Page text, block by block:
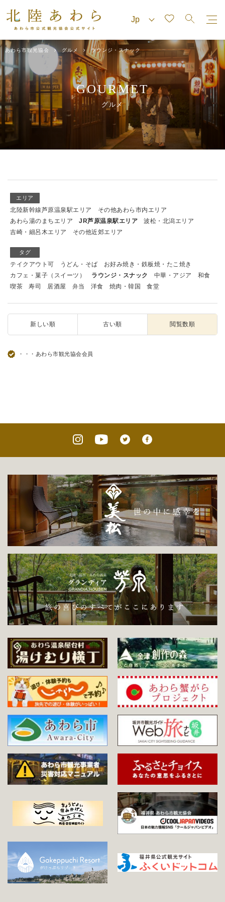
あわら市観光協会 グルメ ラウンジ・スナック
GOURMET
グルメ
エリア
北陸新幹線芦原温泉駅エリア
その他あわら市内エリア
あわら湯のまちエリア
JR芦原温泉駅エリア
波松・北潟エリア
吉崎・細呂木エリア
その他近郊エリア
タグ
テイクアウト可 うどん・そば
お好み焼き・鉄板焼・たこ焼き
カフェ・菓子（スイーツ）
ラウンジ・スナック 中華・アジア
和食
喫茶
寿司 居酒屋 弁当 洋食 焼肉・韓国 食堂
新しい順 古い順 閲覧数順
・・・あわら市観光協会会員